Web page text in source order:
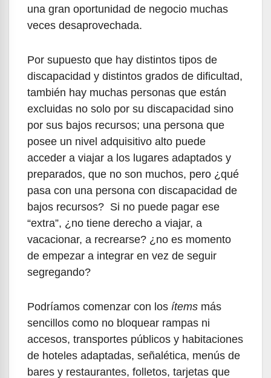
una gran oportunidad de negocio muchas
veces desaprovechada.
Por supuesto que hay distintos tipos de
discapacidad y distintos grados de dificultad,
también hay muchas personas que están
excluidas no solo por su discapacidad sino
por sus bajos recursos; una persona que
posee un nivel adquisitivo alto puede
acceder a viajar a los lugares adaptados y
preparados, que no son muchos, pero ¿qué
pasa con una persona con discapacidad de
bajos recursos? Si no puede pagar ese
“extra”, ¿no tiene derecho a viajar, a
vacacionar, a recrearse? ¿no es momento
de empezar a integrar en vez de seguir
segregando?
Podríamos comenzar con los ítems más
sencillos como no bloquear rampas ni
accesos, transportes públicos y habitaciones
de hoteles adaptadas, señalética, menús de
bares y restaurantes, folletos, tarjetas que